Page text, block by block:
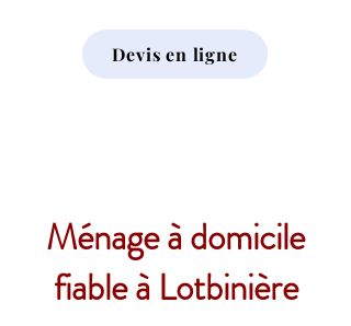
Devis en ligne
Ménage à domicile
fiable à Lotbinière